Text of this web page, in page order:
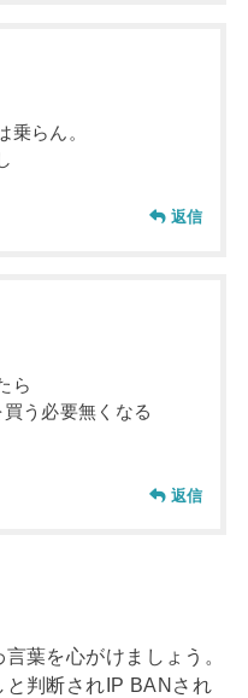
乗らん。
返信
ら
う必要無くなる
返信
葉を心がけましょう。
判断されIP BANされ